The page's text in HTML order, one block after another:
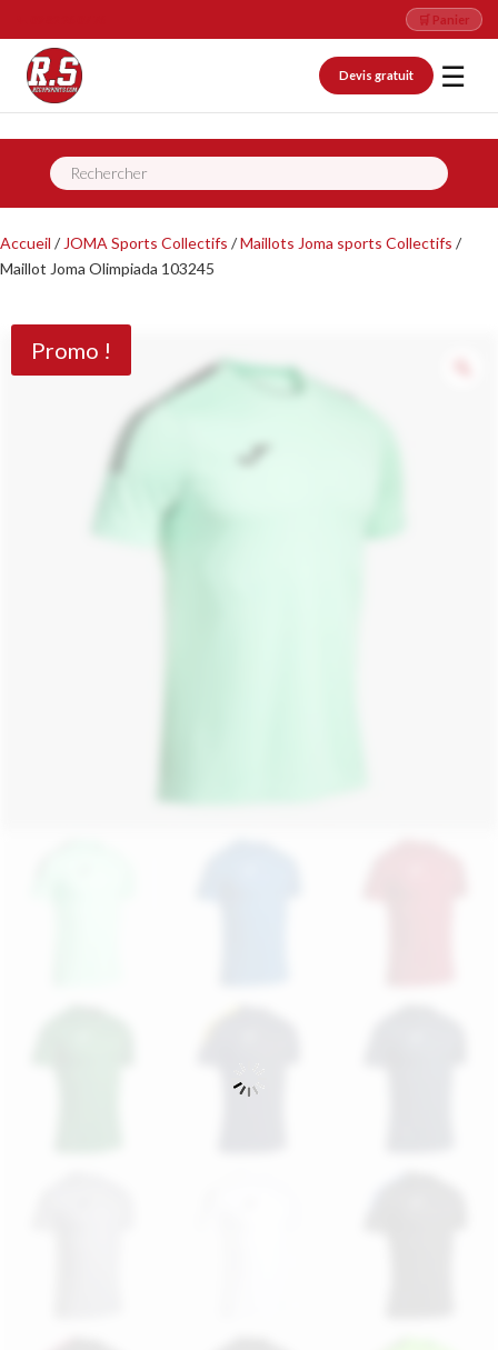
🛒 Panier
Devis gratuit ☰
Recherche
de
Accueil / JOMA Sports Collectifs /Maillots Joma sports Collectifs /
Maillot Joma Olimpiada 103245
Promo !